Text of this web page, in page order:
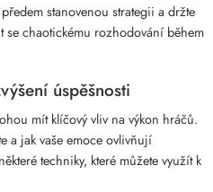
stanovenou strategii a držte
chaotickému rozhodování během
úspěšnosti
mít klíčový vliv na výkon hráčů.
a jak vaše emoce ovlivňují
techniky, které můžete využít k